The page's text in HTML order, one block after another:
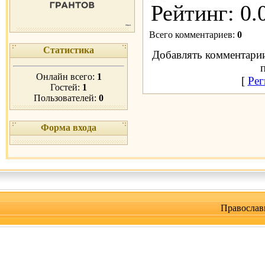
Статистика
Онлайн всего: 1
Гостей: 1
Пользователей: 0
Форма входа
Рейтинг:
Всего комментариев: 0
Добавлять
[